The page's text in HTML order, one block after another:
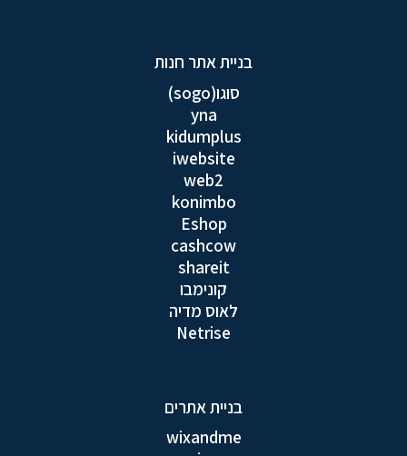
בניית אתר חנות
סוגו(sogo)
yna
kidumplus
iwebsite
web2
konimbo
Eshop
cashcow
shareit
קונימבו
לאוס מדיה
Netrise
בניית אתרים
wixandme